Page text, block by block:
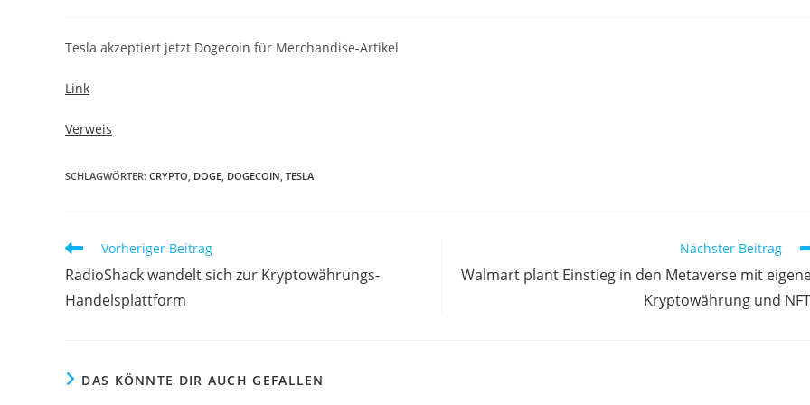
Tesla akzeptiert jetzt Dogecoin für Merchandise-Artikel
Link
Verweis
SCHLAGWÖRTER: CRYPTO, DOGE, DOGECOIN, TESLA
Vorheriger Beitrag
RadioShack wandelt sich zur Kryptowährungs-
Handelsplattform
Nächster Beitrag
Walmart plant Einstieg in den Metaverse mit
Kryptowährung und
DAS KÖNNTE DIR AUCH GEFALLEN